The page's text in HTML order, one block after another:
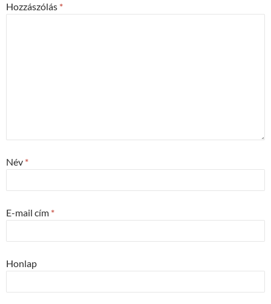
Hozzászólás *
Név *
E-mail cím *
Honlap